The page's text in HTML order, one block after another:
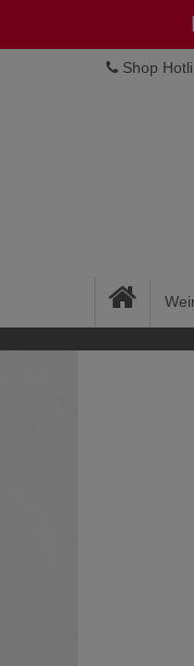
Shop